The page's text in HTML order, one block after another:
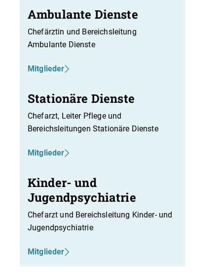
Ambulante Dienste
Chefärztin und Bereichsleitung
Ambulante Dienste
Mitglieder
Stationäre Dienste
Chefarzt, Leiter Pflege und
Bereichsleitungen Stationäre Dienste
Mitglieder
Kinder- und
Jugendpsychiatrie
Chefarzt und Bereichsleitung Kinder- und
Jugendpsychiatrie
Mitglieder